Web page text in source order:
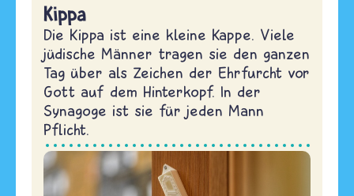
Kippa
Die Kippa ist eine kleine Kappe. Viele
jüdische Männer tragen sie den ganzen
Tag über als Zeichen der Ehrfurcht vor
Gott auf dem Hinterkopf. In der
Synagoge ist sie für jeden Mann
Pflicht.